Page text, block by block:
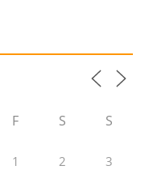
F S S
1 2 3